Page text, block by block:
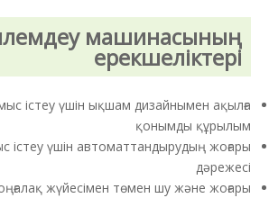
машинасының
ерекшеліктері
істеу үшін ықшам дизайнымен ақылға
қонымды құрылым
істеу үшін автоматтандырудың жоғары
дәрежесі
жүйесімен төмен шу және жоғары